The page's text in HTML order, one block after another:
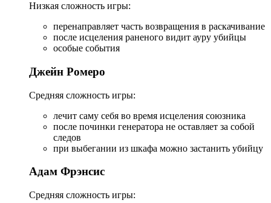
Низкая сложность игры:
перенаправляет часть возвращения в раскачивание
после исцеления раненого видит ауру убийцы
особые события
Джейн Ромеро
Средняя сложность игры:
лечит саму себя во время исцеления союзника
после починки генератора не оставляет за собой
следов
при выбегании из шкафа можно застанить убийцу
Адам Фрэнсис
Средняя сложность игры: